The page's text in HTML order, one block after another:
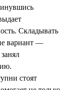
Складывать
вариант —
стоят